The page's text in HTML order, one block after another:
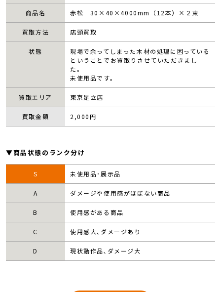
商品名 赤松 30×40×4000mm（12本）×２束
買取方法 店頭買取
状態
現場で余ってしまった木材の処理に困っている
ということでお買取りさせていただきまし
た。
未使用品です。
買取エリア 東京足立店
買取金額 2,000円
▼商品状態のランク分け
S 未使用品･展示品
A ダメージや使用感がほぼない商品
B 使用感がある商品
C 使用感大､ダメージあり
D 現状動作品､ダメージ大